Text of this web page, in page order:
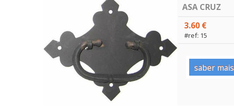
ASA CRUZ
3.60 €
#ref: 15
saber mais